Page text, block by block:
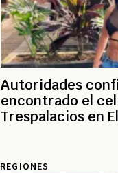
Autoridades
encontrado el
Trespalacios en
REGIONES